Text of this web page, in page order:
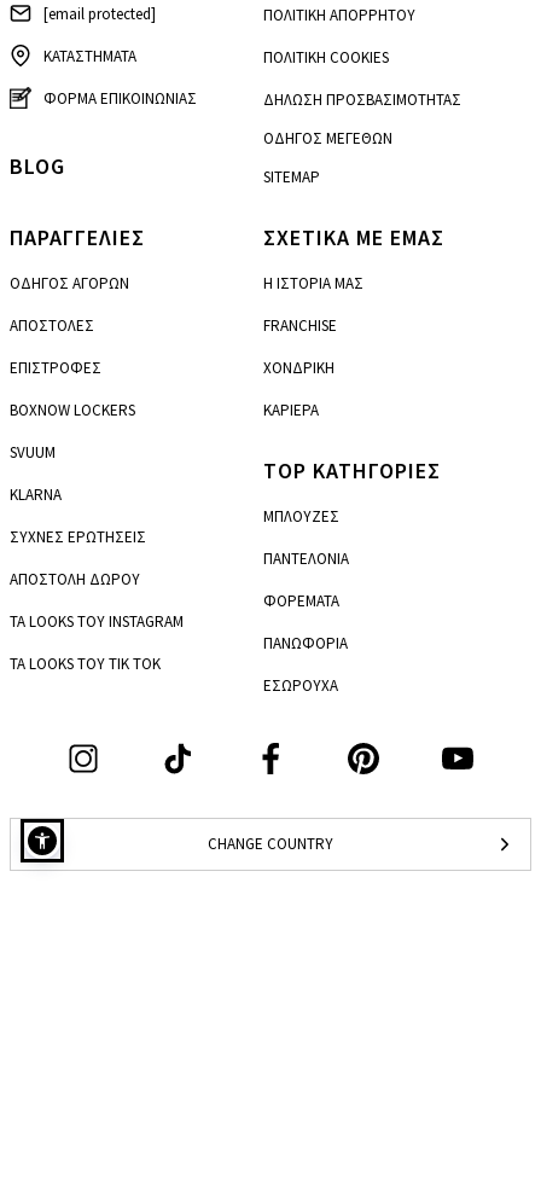
[email protected]
ΚΑΤΑΣΤΗΜΑΤΑ
ΦΟΡΜΑ ΕΠΙΚΟΙΝΩΝΙΑΣ
ΠΑΡΑΓΓΕΛΙΕΣ
ΟΔΗΓΟΣ ΑΓΟΡΩΝ
ΑΠΟΣΤΟΛΕΣ
ΕΠΙΣΤΡΟΦΕΣ
BOXNOW LOCKERS
SVUUM
KLARNA
ΣΥΧΝΕΣ ΕΡΩΤΗΣΕΙΣ
ΑΠΟΣΤΟΛΗ ΔΩΡΟΥ
ΤΑ LOOKS ΤΟΥ INSTAGRAM
ΤΑ LOOKS ΤΟΥ TIK TOK
ΠΟΛΙΤΙΚΗ ΑΠΟΡΡΗΤΟΥ
ΠΟΛΙΤΙΚΗ COOKIES
ΔΗΛΩΣΗ ΠΡΟΣΒΑΣΙΜΟΤΗΤΑΣ
ΟΔΗΓΟΣ ΜΕΓΕΘΩΝ
SITEMAP
ΣΧΕΤΙΚΑ ΜΕ ΕΜΑΣ
Η ΙΣΤΟΡΙΑ ΜΑΣ
FRANCHISE
ΧΟΝΔΡΙΚΗ
ΚΑΡΙΕΡΑ
CHANGE COUNTRY
TOP ΚΑΤΗΓΟΡΙΕΣ
ΜΠΛΟΥΖΕΣ
ΠΑΝΤΕΛΟΝΙΑ
ΦΟΡΕΜΑΤΑ
ΠΑΝΩΦΟΡΙΑ
ΕΣΩΡΟΥΧΑ
BLOG